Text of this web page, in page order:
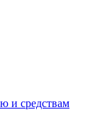
и средствам